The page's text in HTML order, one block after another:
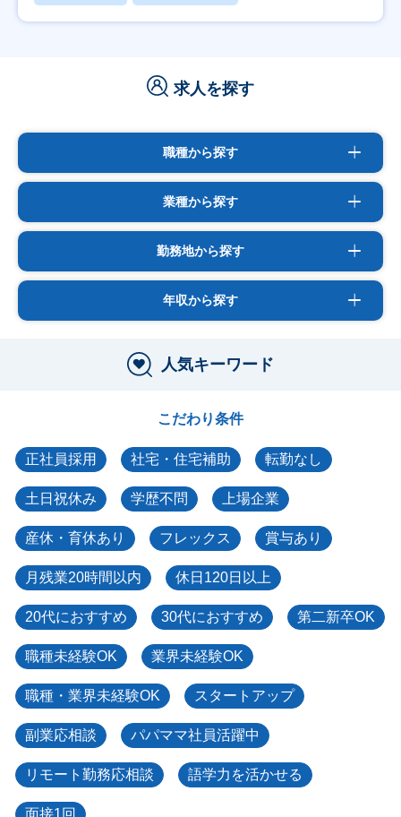
求人を探す
職種から探す
業種から探す
勤務地から探す
年収から探す
人気キーワード
こだわり条件
正社員採用 社宅・住宅補助 転勤なし
土日祝休み 学歴不問 上場企業
産休・育休あり フレックス 賞与あり
月残業20時間以内 休日120日以上
20代におすすめ 30代におすすめ 第二新卒OK
職種未経験OK 業界未経験OK
職種・業界未経験OK スタートアップ
副業応相談 パパママ社員活躍中
リモート勤務応相談 語学力を活かせる
面接1回